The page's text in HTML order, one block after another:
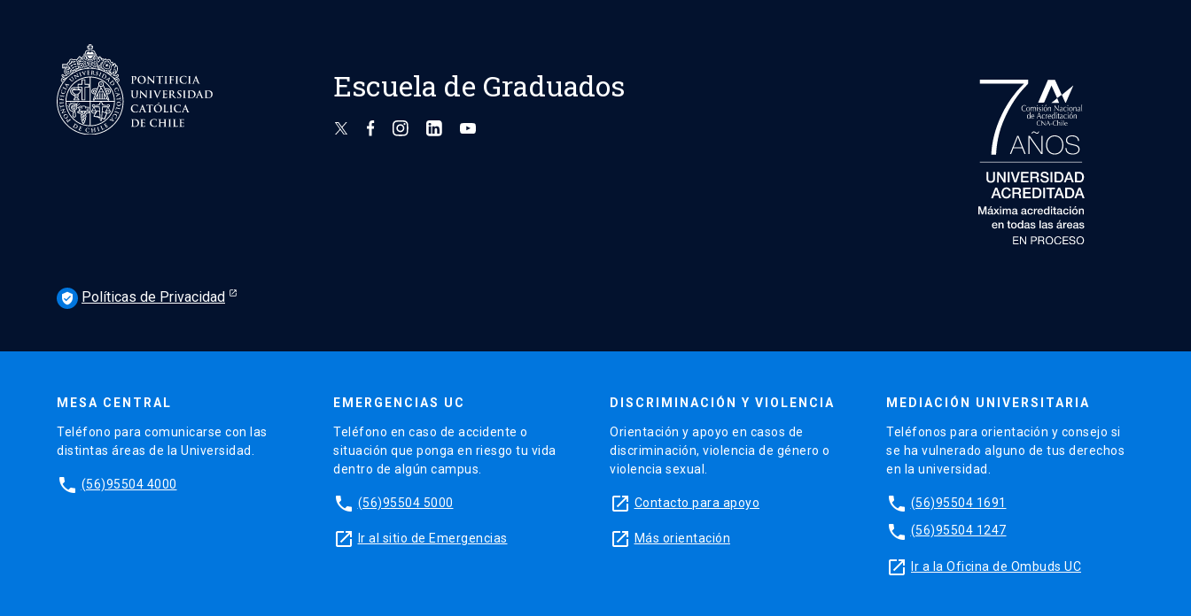
Escuela de Graduados
verified_user Políticas de Privacidad
MESA CENTRAL
Teléfono para comunicarse con las
distintas áreas de la Universidad.
phone (56)95504 4000
EMERGENCIAS UC
Teléfono en caso de accidente o
situación que ponga en riesgo tu vida
dentro de algún campus.
phone (56)95504 5000
launch Ir al sitio de Emergencias
DISCRIMINACIÓN Y VIOLENCIA
Orientación y apoyo en casos de
discriminación, violencia de género o
violencia sexual.
launch Contacto para apoyo
launch Más orientación
MEDIACIÓN UNIVERSITARIA
Teléfonos para orientación y consejo si
se ha vulnerado alguno de tus derechos
en la universidad.
phone (56)95504 1691
phone (56)95504 1247
launch Ir a la Oficina de Ombuds UC